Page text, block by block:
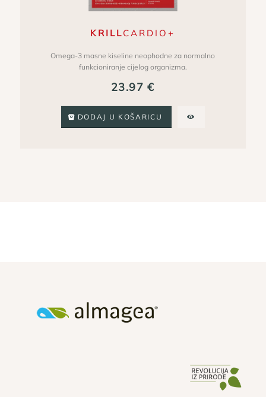
KRILLCARDIO+
Omega-3 masne kiseline neophodne za normalno
funkcioniranje cijelog organizma.
23.97€
DODAJ U KOŠARICU